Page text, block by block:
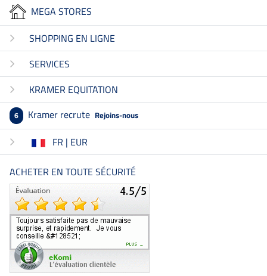
MEGA STORES
SHOPPING EN LIGNE
SERVICES
KRAMER EQUITATION
6 Kramer recrute Rejoins-nous
FR | EUR
ACHETER EN TOUTE SÉCURITÉ